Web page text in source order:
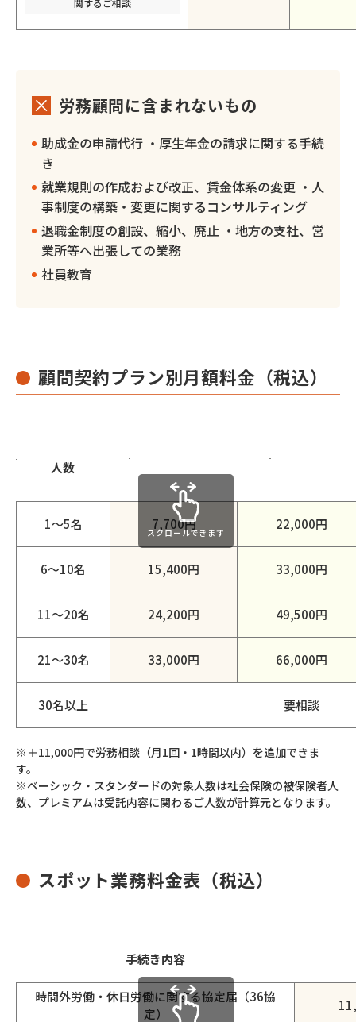
関するご相談
労務顧問に含まれないもの
助成金の申請代行 ・厚生年金の請求に関する手続
き
就業規則の作成および改正、賃金体系の変更 ・人
事制度の構築・変更に関するコンサルティング
退職金制度の創設、縮小、廃止 ・地方の支社、営
業所等へ出張しての業務
社員教育
顧問契約プラン別月額料金（税込）
人数
1～5名 7,700円 22,000円
6～10名 15,400円 33,000円
11～20名 24,200円 49,500円
21～30名 33,000円 66,000円
30名以上 要相談
※＋11,000円で労務相談（月1回・1時間以内）を追加できま
す。
※ベーシック・スタンダードの対象人数は社会保険の被保険者人
数、プレミアムは受託内容に関わるご人数が計算元となります。
スクロールできます
スポット業務料金表 （税込）
手続き内容
時間外労働・休日労働に関する協定届（36協
定）